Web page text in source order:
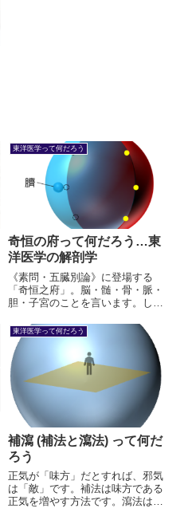
東洋医学って何だろう
奇恒の府って何だろう…東
洋医学の解剖学
《素問・五臓別論》に登場する
「奇恒之府」。脳・髄・骨・脈・
胆・子宮のことを言います。しか
陽論に落とす必要があります。素
問の記載を丁寧に解釈しつつ、字
源を交えながら明らかにします。
東洋医学って何だろう
補瀉 (補法と瀉法) って何だ
ろう
正気が「味方」だとすれば、邪気
は「敵」です。補法は味方である
正気を増やす方法です。瀉法は敵